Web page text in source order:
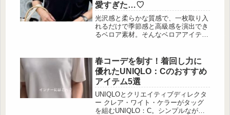
愛すぎた…♡
光沢感と柔らかな質感で、一枚取り入
れるだけで季節感と高級感を演出でき
るベロア素材。そんなベロアアイテム
も使えるトップスとキャミソールに加
え、そのコーデ術もご紹介。今から取
り入れることはもちろん、これからの
秋冬コーデのアップデートにもぴった
りですよ。上品な透け感が魅力 出
典:mika_____akim様ご提供 出
典:__maco210様ご提供 ...
春コーデを制す！着回し力に
優れたUNIQLO：Cのおすすめ
アイテム5選
UNIQLOとクリエイティブディレクタ
ー クレア・ワイト・ケラーがタッグ
を組むUNIQLO：C。シンプルながら